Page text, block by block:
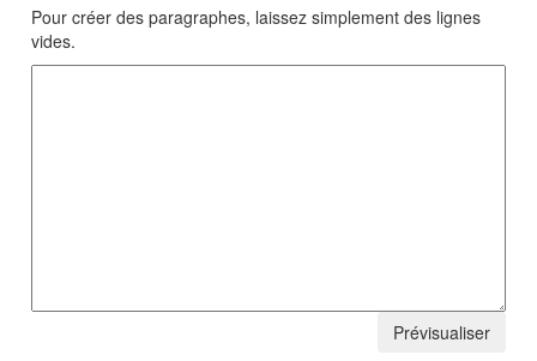
Pour créer des paragraphes, laissez simplement des lignes
vides.